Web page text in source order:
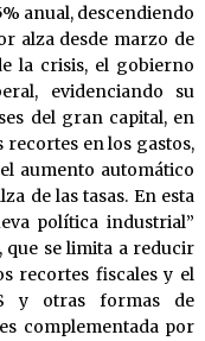
anual, descendiendo
alza desde marzo de
la crisis, el gobierno
evidenciando su
del gran capital, en
recortes en los gastos,
aumento automático
de las tasas. En esta
política industrial”
se limita a reducir
recortes fiscales y el
y otras formas de
complementada por